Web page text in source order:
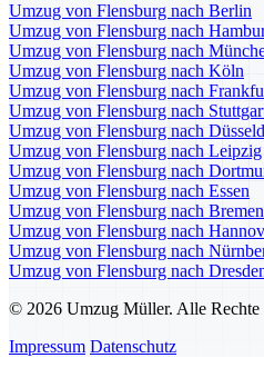
Umzug von Flensburg nach Berlin
Umzug von Flensburg nach
Umzug von Flensburg nach
Umzug von Flensburg nach Köln
Umzug von Flensburg nach
Umzug von Flensburg nach
Umzug von Flensburg nach
Umzug von Flensburg nach Leipzig
Umzug von Flensburg nach
Umzug von Flensburg nach Essen
Umzug von Flensburg nach Bremen
Umzug von Flensburg nach
Umzug von Flensburg nach
Umzug von Flensburg nach
© 2026 Umzug Müller. Alle Rechte
Impressum Datenschutz